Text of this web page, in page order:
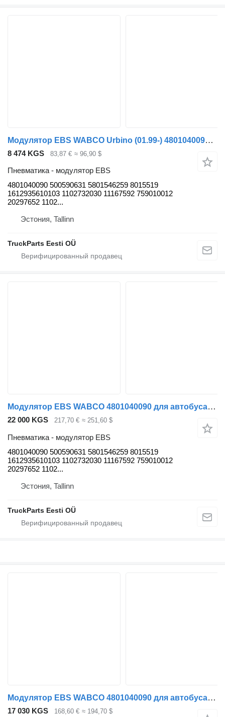
Модулятор EBS WABCO Urbino (01.99-) 4801040090 для автобуса Solaris Urbino, Alpino, Vacanza (1999-)
8 474 KGS 83,87 € ≈ 96,90 $
Пневматика - модулятор EBS
4801040090 500590631 5801546259 8015519
1612935610103 1102732030 11167592 759010012
20297652 1102...
Эстония, Tallinn
TruckParts Eesti OÜ
Модулятор EBS WABCO 4801040090 для автобуса Solaris Urbino, Alpino, Vacanza (1999-)
22 000 KGS 217,70 € ≈ 251,60 $
Пневматика - модулятор EBS
4801040090 500590631 5801546259 8015519
1612935610103 1102732030 11167592 759010012
20297652 1102...
Эстония, Tallinn
TruckParts Eesti OÜ
Модулятор EBS WABCO 4801040090 для автобуса Solaris Urbino, Alpino, Vacanza (1999-)
17 030 KGS 168,60 € ≈ 194,70 $